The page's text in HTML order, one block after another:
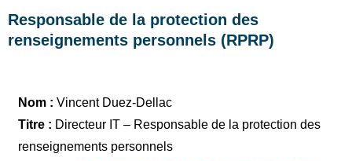
Responsable de la protection des
renseignements personnels (RPRP)
Nom : Vincent Duez-Dellac
Titre : Directeur IT – Responsable de la protection des
renseignements personnels